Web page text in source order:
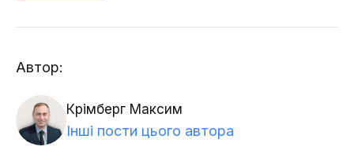
Автор:
Крімберг Максим
Інші пости цього автора